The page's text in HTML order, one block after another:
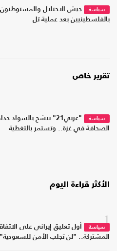
سياسة
جيش الاحتلال والمستوطنون
بالفلسطينيين بعد عملية تل
تقرير خاص
سياسة
"عربي21" تتشح
الصحافة في غزة.. وتستمر بالتغطية
الأكثر قراءة اليوم
1
سياسة
أول تعليق إيراني على
المشتركة.. "لن تجلب الأمن للسعودية"